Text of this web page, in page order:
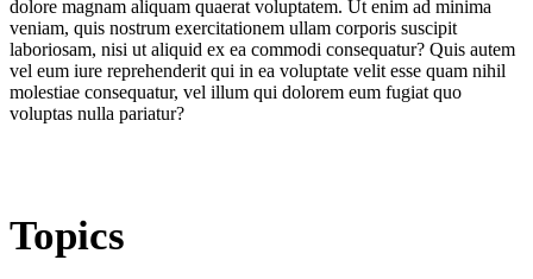
dolore magnam aliquam quaerat voluptatem. Ut enim ad minima
veniam, quis nostrum exercitationem ullam corporis suscipit
laboriosam, nisi ut aliquid ex ea commodi consequatur? Quis autem
vel eum iure reprehenderit qui in ea voluptate velit esse quam nihil
molestiae consequatur, vel illum qui dolorem eum fugiat quo
voluptas nulla pariatur?
Topics